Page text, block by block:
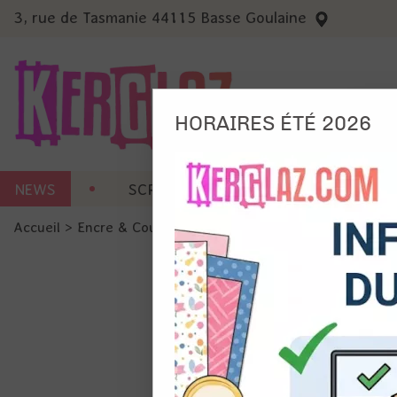
3, rue de Tasmanie 44115 Basse Goulaine
NEWS SCRAP CARTERIE MACHINES
Accueil > Encre & Couleur > >Poudre
Ils
et du
précises
Si vous
de la
HORAIRES ÉTÉ 2026